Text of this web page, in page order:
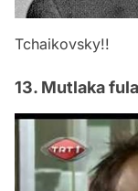
Tchaikovsky!!
13. Mutlaka